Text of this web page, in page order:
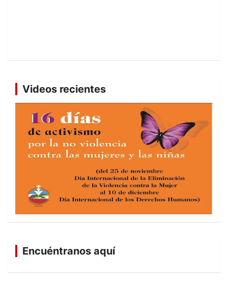
Videos recientes
Encuéntranos aquí